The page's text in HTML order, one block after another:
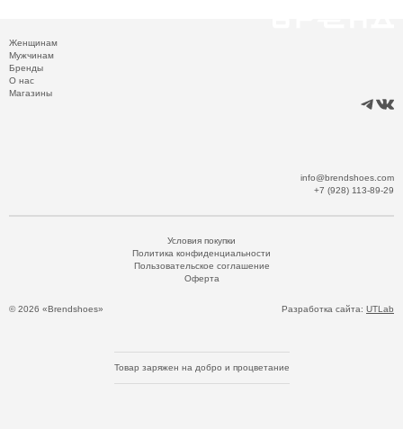
Женщинам
Мужчинам
Бренды
О нас
Магазины
info@brendshoes.com
+7 (928) 113-89-29
© 2026 «Brendshoes»
Условия покупки
Политика конфиденциальности
Пользовательское соглашение
Оферта
Разработка сайта: UTLab
Товар заряжен на добро и процветание